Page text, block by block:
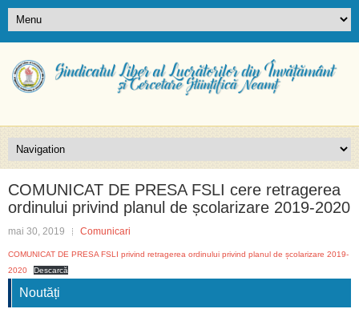
COMUNICAT DE PRESA FSLI cere retragerea
ordinului privind planul de școlarizare 2019-2020
mai 30, 2019 Comunicari
COMUNICAT DE PRESA FSLI privind retragerea ordinului privind planul de școlarizare 2019-
2020
Descarcă
Noutăți